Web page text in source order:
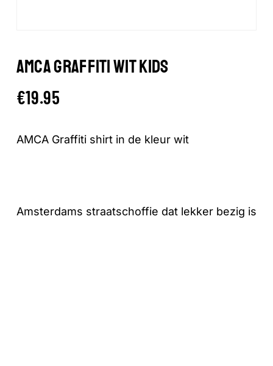
AMCA GRAFFITI WIT KIDS
€19.95
AMCA Graffiti shirt in de kleur wit
Amsterdams straatschoffie dat lekker bezig is